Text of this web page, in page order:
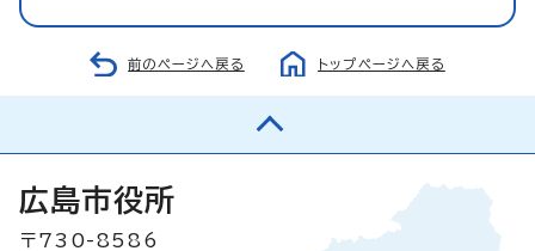
前のページへ戻る トップページへ戻る
広島市役所
〒730-8586